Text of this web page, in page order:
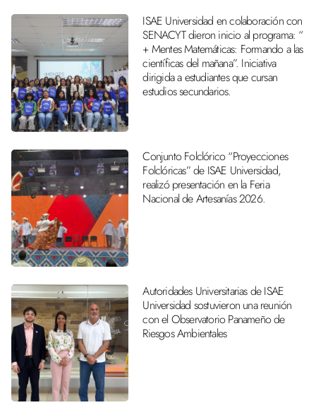
ISAE Universidad en colaboración con
SENACYT dieron inicio al programa: “
+ Mentes Matemáticas: Formando a las
científicas del mañana”. Iniciativa
dirigida a estudiantes que cursan
estudios secundarios.
Conjunto Folclórico “Proyecciones
Folclóricas” de ISAE Universidad,
realizó presentación en la Feria
Nacional de Artesanías 2026.
Autoridades Universitarias de ISAE
Universidad sostuvieron una reunión
con el Observatorio Panameño de
Riesgos Ambientales